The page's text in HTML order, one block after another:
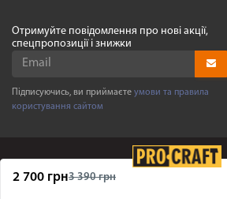
2 700 грн3 390 грн
Отримуйте повідомлення про нові акції,
спецпропозиції і знижки
Підписуючись, ви приймаєте умови та правила
користування сайтом